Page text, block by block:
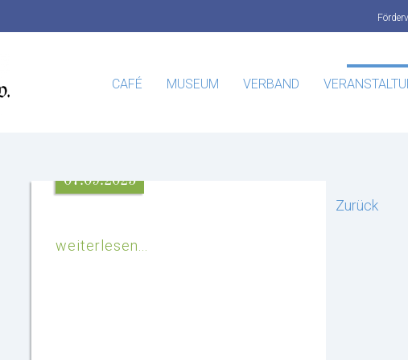
CAFÉ MUSEUM VERBAND
07.09.2025
weiterlesen...
Zurück